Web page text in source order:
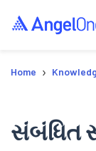
Home ›
સંબંધિત